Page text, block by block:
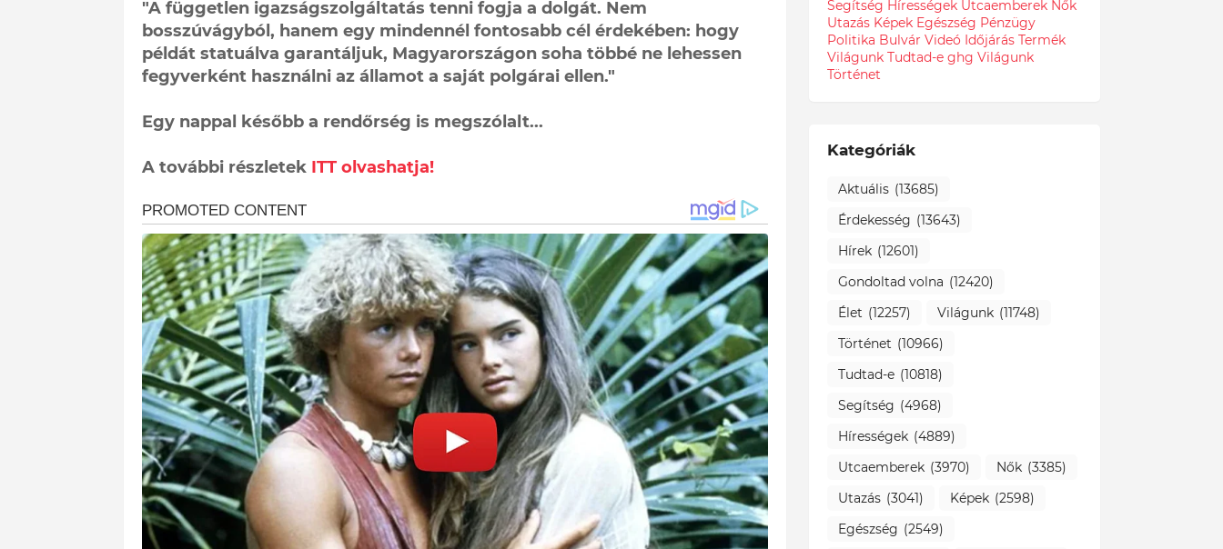
"A független igazságszolgáltatás tenni fogja a dolgát. Nem
bosszúvágyból, hanem egy mindennél fontosabb cél érdekében: hogy
példát statuálva garantáljuk, Magyarországon soha többé ne lehessen
fegyverként használni az államot a saját polgárai ellen."
Egy nappal később a rendőrség is megszólalt...
A további részletek ITT olvashatja!
Segítség Hírességek Utcaemberek Nők
Utazás Képek Egészség Pénzügy
Politika Bulvár Videó Időjárás Termék
Világunk Tudtad-e ghg Világunk
Történet
Kategóriák
Aktuális (13685)
Érdekesség (13643)
Hírek (12601)
Gondoltad volna (12420)
Élet (12257) Világunk (11748)
Történet (10966)
Tudtad-e (10818)
Segítség (4968)
Hírességek (4889)
Utcaemberek (3970) Nők (3385)
Utazás (3041) Képek (2598)
Egészség (2549)